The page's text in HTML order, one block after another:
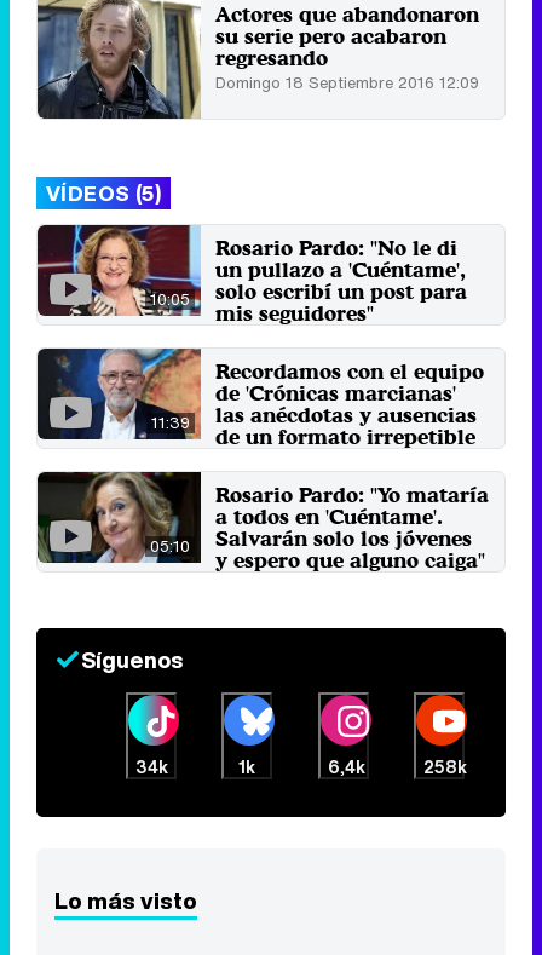
Actores que abandonaron
su serie pero acabaron
regresando
Domingo 18 Septiembre 2016 12:09
VÍDEOS (5)
10:05
Rosario Pardo: "No le di
un pullazo a 'Cuéntame',
solo escribí un post para
mis seguidores"
11:39
Recordamos con el equipo
de 'Crónicas marcianas'
las anécdotas y ausencias
de un formato irrepetible
05:10
Rosario Pardo: "Yo mataría
a todos en 'Cuéntame'.
Salvarán solo los jóvenes
y espero que alguno caiga"
Síguenos
34k 1k 6,4k 258k
Lo más visto